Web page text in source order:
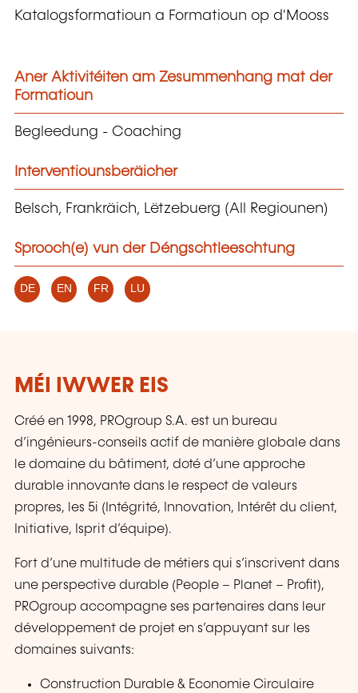
Katalogsformatioun a Formatioun op d'Mooss
Aner Aktivitéiten am Zesummenhang mat der
Formatioun
Begleedung - Coaching
Interventiounsberäicher
Belsch, Frankräich, Lëtzebuerg (All Regiounen)
Sprooch(e) vun der Déngschtleeschtung
DE EN FR LU
MÉI IWWER EIS
Créé en 1998, PROgroup S.A. est un bureau
d’ingénieurs-conseils actif de manière globale dans
le domaine du bâtiment, doté d’une approche
durable innovante dans le respect de valeurs
propres, les 5i (Intégrité, Innovation, Intérêt du client,
Initiative, Isprit d’équipe).
Fort d’une multitude de métiers qui s’inscrivent dans
une perspective durable (People – Planet – Profit),
PROgroup accompagne ses partenaires dans leur
développement de projet en s’appuyant sur les
domaines suivants:
Construction Durable & Economie Circulaire